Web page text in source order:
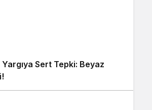
Sert Tepki: Beyaz